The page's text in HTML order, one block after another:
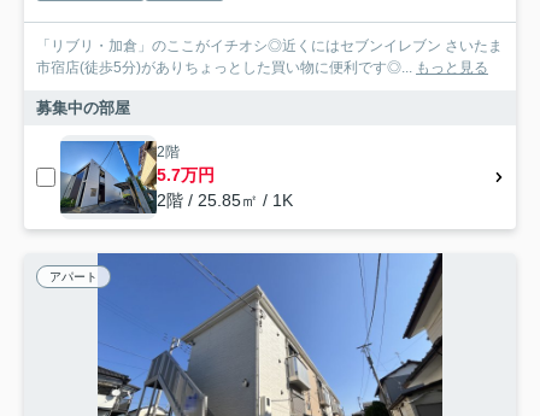
「リブリ・加倉」のここがイチオシ◎近くにはセブンイレブン さいたま
市宿店(徒歩5分)がありちょっとした買い物に便利です◎... もっと見る
募集中の部屋
2階
5.7万円
2階 / 25.85㎡ / 1K
アパート